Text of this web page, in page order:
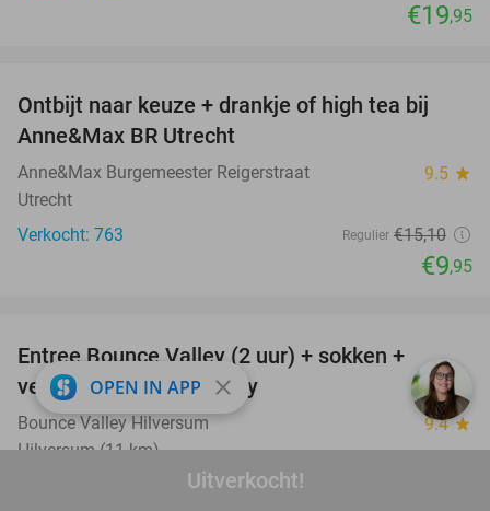
Uitverkocht!
€19,95
34%
Ontbijt naar keuze + drankje of high tea bij
Anne&Max BR Utrecht
Anne&Max Burgemeester Reigerstraat 9.5 star
Utrecht
Verkocht: 763
Regulier €15,10
€9,95
46%
Entree Bounce Valley (2 uur) + sokken +
verkoelende slush puppy
Bounce Valley Hilversum 9.4star
Hilversum (11 km)
OPEN IN APP close